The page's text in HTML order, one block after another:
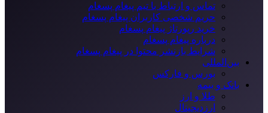
تماس و ارتباط با تیم پیغام پسغام
حریم شخصی کاربران پیغام پسغام
خرید رپورتاژ پیغام پسغام
درباره پیغام پسغام
شرایط بازنشر محتوا در پیغام پسغام
بین‌المللی
بورس و فارکس
بانک و بیمه
طلا و ارز
ارزدیجیتال